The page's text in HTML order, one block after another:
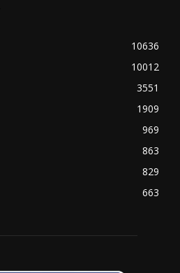
10636
10012
3551
1909
969
863
829
663